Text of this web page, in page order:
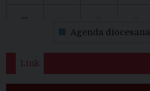
31
Agenda diocesana
Link